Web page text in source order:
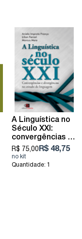
A Linguística no
Século XXI:
convergências e
divergências no
estudo da
linguagem
R$ 75,00 R$ 48,75
Quantidade: 1